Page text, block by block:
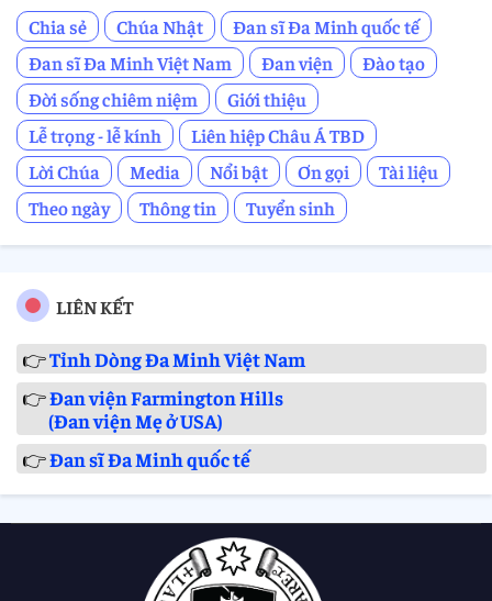
Chia sẻ
Chúa Nhật
Đan sĩ Đa Minh quốc tế
Đan sĩ Đa Minh Việt Nam
Đan viện
Đào tạo
Đời sống chiêm niệm
Giới thiệu
Lễ trọng - lễ kính
Liên hiệp Châu Á TBD
Lời Chúa
Media Nổi bật Ơn gọi
Tài liệu
Theo ngày
Thông tin Tuyển sinh
LIÊN KẾT
👉Tỉnh Dòng Đa Minh Việt Nam
👉Đan viện Farmington Hills
(Đan viện Mẹ ở USA)
👉Đan sĩ Đa Minh quốc tế